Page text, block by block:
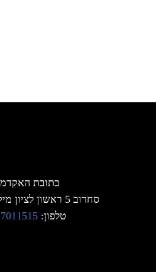
כתובת
סחרוב 5 ראשון לציון מיקוד 7570705
טלפון: